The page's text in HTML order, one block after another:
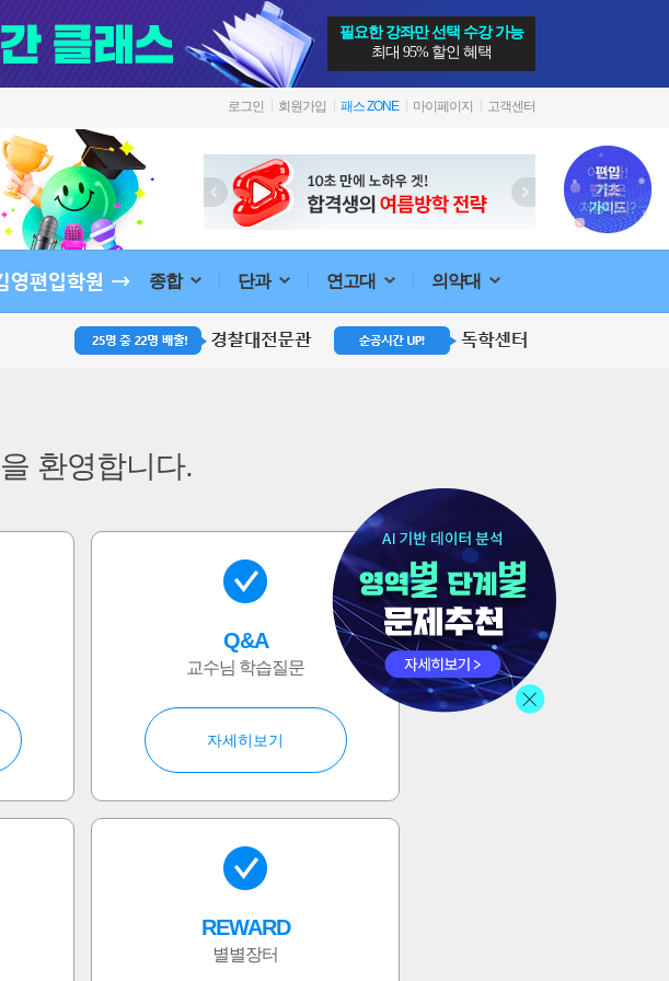
필요한 강좌만 선택 수강 가능
최대 95% 할인 혜택
로그인 회원가입 패스 ZONE 마이페이지 고객센터
종합 단과 연고대 의약대
환영합니다.
Q&A
교수님 학습질문
자세히보기
REWARD
별별장터